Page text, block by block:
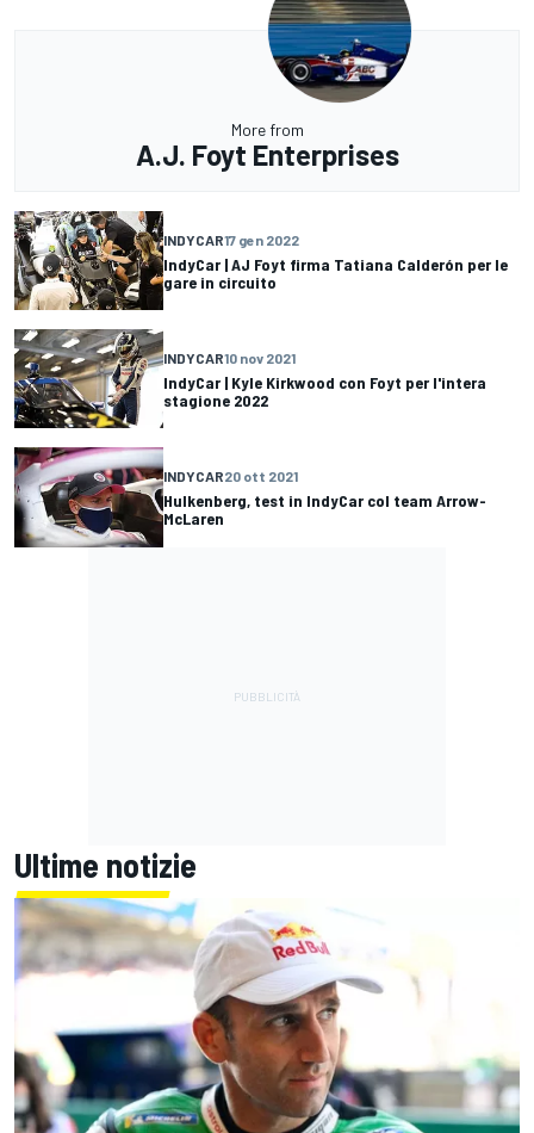
More from
A.J. Foyt Enterprises
INDYCAR17 gen 2022
IndyCar | AJ Foyt firma Tatiana Calderón per le
gare in circuito
INDYCAR10 nov 2021
IndyCar | Kyle Kirkwood con Foyt per l'intera
stagione 2022
INDYCAR20 ott 2021
Hulkenberg, test in IndyCar col team Arrow-
McLaren
Ultime notizie